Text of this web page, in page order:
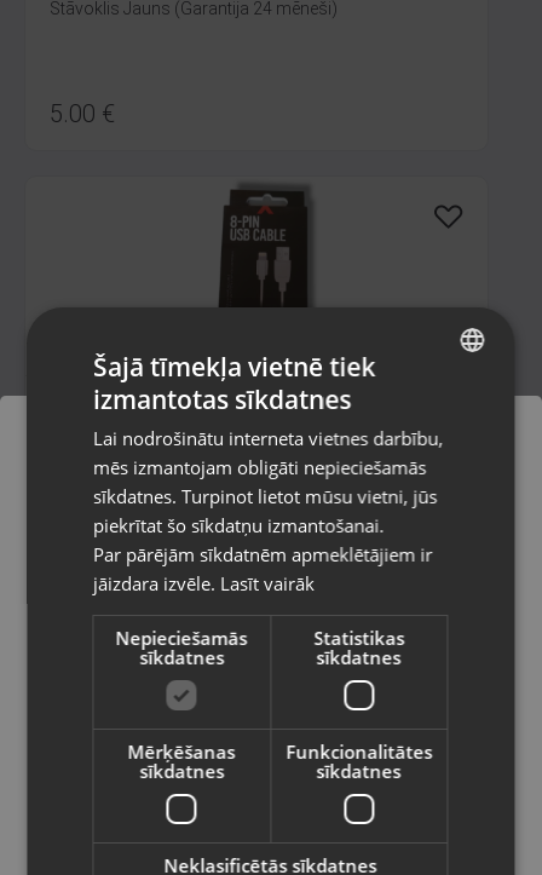
Stāvoklis Jauns (Garantija 24 mēneši)
5.00 €
iPhone datu kabelis MXUC-01
Saldus, Lielā iela 2
Stāvoklis Jauns (Garantija 24 mēneši)
7.00€
Blavec Cable Raptor braided CRA-
Pasūtījumi tiks piegādāti uz
izvēlēto valsti
Vietnes saturs būs attēlots izvēlētajā
valodā
Valsts
Latviešu / Latvian
RUSSIAN
Šajā tīmekļa vietnē tiek
izmantotas sīkdatnes
Lai nodrošinātu interneta vietnes darbību,
mēs izmantojam obligāti nepieciešamās
sīkdatnes. Turpinot lietot mūsu vietni, jūs
piekrītat šo sīkdatņu izmantošanai.
Par pārējām sīkdatnēm apmeklētājiem ir
jāizdara izvēle. Lasīt vairāk
Nepieciešamās
sīkdatnes
Statistikas
sīkdatnes
Mērķēšanas
sīkdatnes
Funkcionalitātes
sīkdatnes
Neklasificētās sīkdatnes